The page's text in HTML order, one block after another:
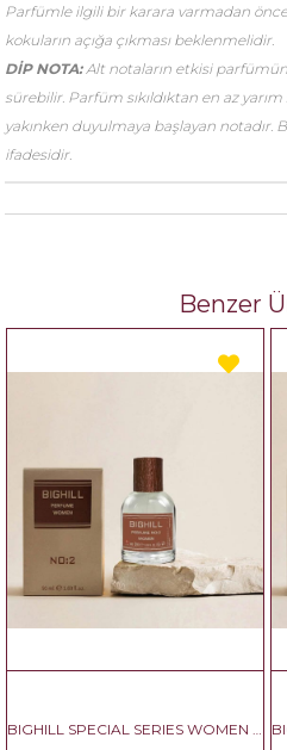
Parfümle ilgili bir karara varmadan
kokuların açığa çıkması beklenmelidir.
DİP NOTA:Alt notaların etkisi parfümün
sürebilir. Parfüm sıkıldıktan en az
yakınken duyulmaya başlayan notadır.
ifadesidir.
Benzer
BIGHILL SPECIAL SERIES WOMEN NO:2